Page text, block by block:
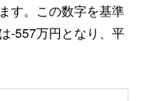
す。この数字を基準
-557万円となり、平